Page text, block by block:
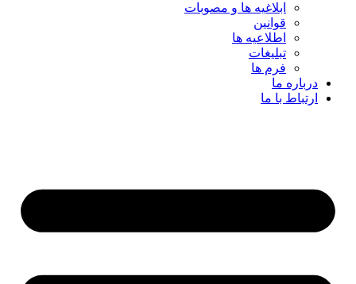
ابلاغیه ها و مصوبات
قوانین
اطلاعیه ها
تبلیغات
فرم ها
درباره ما
ارتباط با ما